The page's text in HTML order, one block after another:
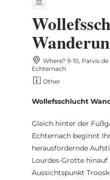
Where? 9-10, Parvis
Echternach
Other
Wollefsschlucht
Gleich hinter der
Echternach beginnt
herausfordernde
Lourdes-Grotte
Aussichtspunkt